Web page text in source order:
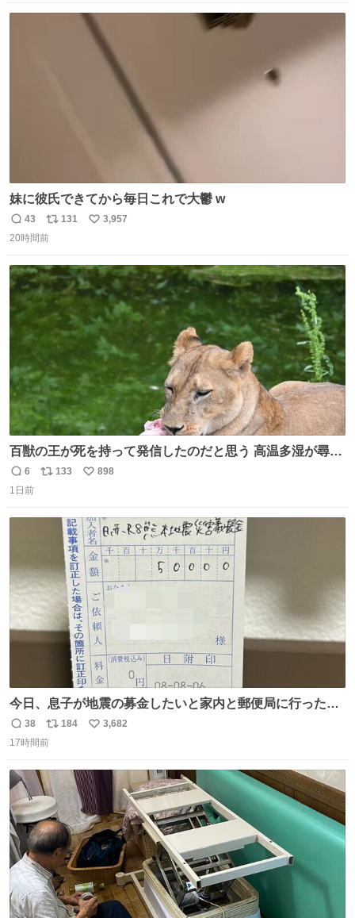
数
妹に彼氏できてから毎日これで大鬱 w
返
信
43
リ
ポ
ト
数
131
い
数
3,957
20時間前
百獣の王が死を持って発信したのだと思う 高温多湿が尋常
でない日本の夏 どうか早急に飼育の環境を見直して 動物の
命を護ってください…と 治療中のライオンが助かりますよ
動物公園にて 残念ながら個体の識別は出来ません
返
信
6
リ
133
い
数
898
1日前
今日、息子が地震の募金したいと家内と郵便局に行ったみ
たいです。おもちゃとか買う選択肢もあったと思うけど、
自分で貯めてた2万円を役に立てて欲しい、みんなも元気
かできたらなぁと思いました。
返
信
38
リ
ポ
ト
数
184
い
数
3,682
17時間前